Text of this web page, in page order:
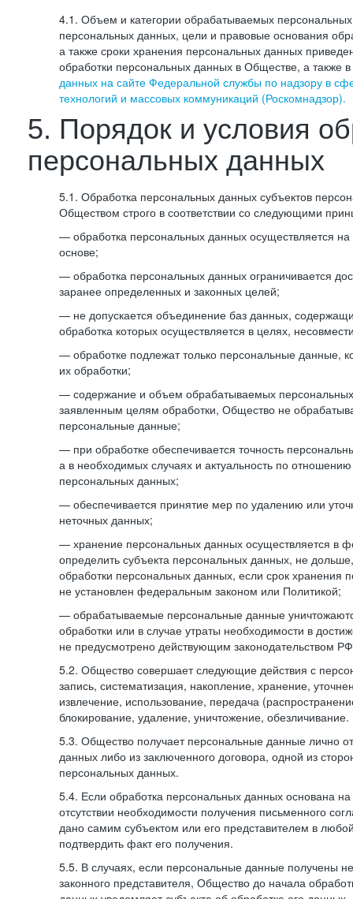
4.1. Объем и категории обрабатываемых персональных
персональных данных, цели и правовые основания
а также сроки хранения персональных данных
обработки персональных данных в Обществе, а также в
данных на сайте Федеральной службы по надзору в
технологий и массовых коммуникаций (Роскомнадзор).
5. Порядок и условия
персональных данных
5.1. Обработка персональных данных субъектов
Обществом строго в соответствии со следующими
— обработка персональных данных осуществляется на
основе;
— обработка персональных данных ограничивается
заранее определенных и законных целей;
— не допускается объединение баз данных,
обработка которых осуществляется в целях,
— обработке подлежат только персональные данные,
их обработки;
— содержание и объем обрабатываемых персональных
заявленным целям обработки, Общество не
персональные данные;
— при обработке обеспечивается точность
а в необходимых случаях и актуальность по
персональных данных;
— обеспечивается принятие мер по удалению или
неточных данных;
— хранение персональных данных осуществляется в
определить субъекта персональных данных, не
обработки персональных данных, если срок хранения
не установлен федеральным законом или Политикой;
— обрабатываемые персональные данные
обработки или в случае утраты необходимости в
не предусмотрено действующим законодательством
5.2. Общество совершает следующие действия с
запись, систематизация, накопление, хранение,
извлечение, использование, передача
блокирование, удаление, уничтожение, обезличивание.
5.3. Общество получает персональные данные лично
данных либо из заключенного договора, одной из
персональных данных.
5.4. Если обработка персональных данных основана на
отсутствии необходимости получения письменного
дано самим субъектом или его представителем в
подтвердить факт его получения.
5.5. В случаях, если персональные данные получены
законного представителя, Общество до начала